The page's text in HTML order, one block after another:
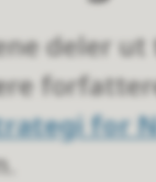
deler
for